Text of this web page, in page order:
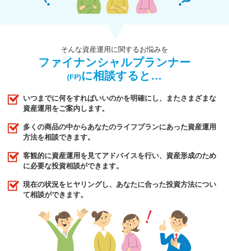
そんな資産運用に関するお悩みを
ファイナンシャルプランナー
(FP)に相談すると…
いつまでに何をすればいいのかを明確にし、またさまざまな
資産運用をご案内します。
多くの商品の中からあなたのライフプランにあった資産運用
方法を相談できます。
客観的に資産運用を見てアドバイスを行い、資産形成のため
に必要な投資相談ができます。
現在の状況をヒヤリングし、あなたに合った投資方法につい
て相談ができます。